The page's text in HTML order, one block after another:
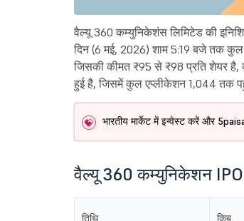
वैल्यू 360 कम्युनिकेशंस लिमिटेड की
दिन (6 मई, 2026) शाम 5:19 बजे तक कुल
जिसकी कीमत ₹95 से ₹98 प्रति शेयर
हुई है, जिसमें कुल एप्लीकेशन 1,044 तक
भारतीय मार्केट में इन्वेस्ट करें और
वैल्यू 360 कम्युनिकेशन
तिथि क़िब